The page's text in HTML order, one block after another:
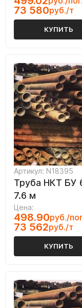
73 580руб./т
КУПИТЬ
Артикул: N18395
Труба НКТ БУ
7.6 м
Цена:
498.90руб./
73 562руб./т
КУПИТЬ